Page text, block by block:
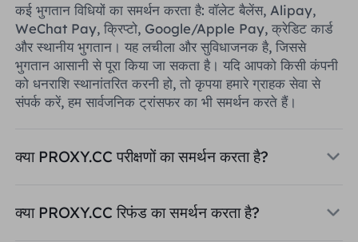
कई भुगतान विधियों का समर्थन करता है: वॉलेट बैलेंस, Alipay,
WeChat Pay, क्रिप्टो, Google/Apple Pay, क्रेडिट कार्ड
और स्थानीय भुगतान। यह लचीला और सुविधाजनक है, जिससे
भुगतान आसानी से पूरा किया जा सकता है। यदि आपको किसी कंपनी
को धनराशि स्थानांतरित करनी हो, तो कृपया हमारे ग्राहक सेवा से
संपर्क करें, हम सार्वजनिक ट्रांसफर का भी समर्थन करते हैं।
क्या PROXY.CC परीक्षणों का समर्थन करता है?
क्या PROXY.CC रिफंड का समर्थन करता है?